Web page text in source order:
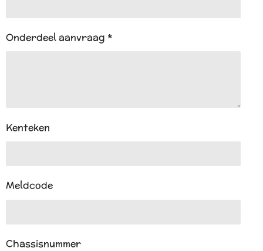
Onderdeel aanvraag *
Kenteken
Meldcode
Chassisnummer